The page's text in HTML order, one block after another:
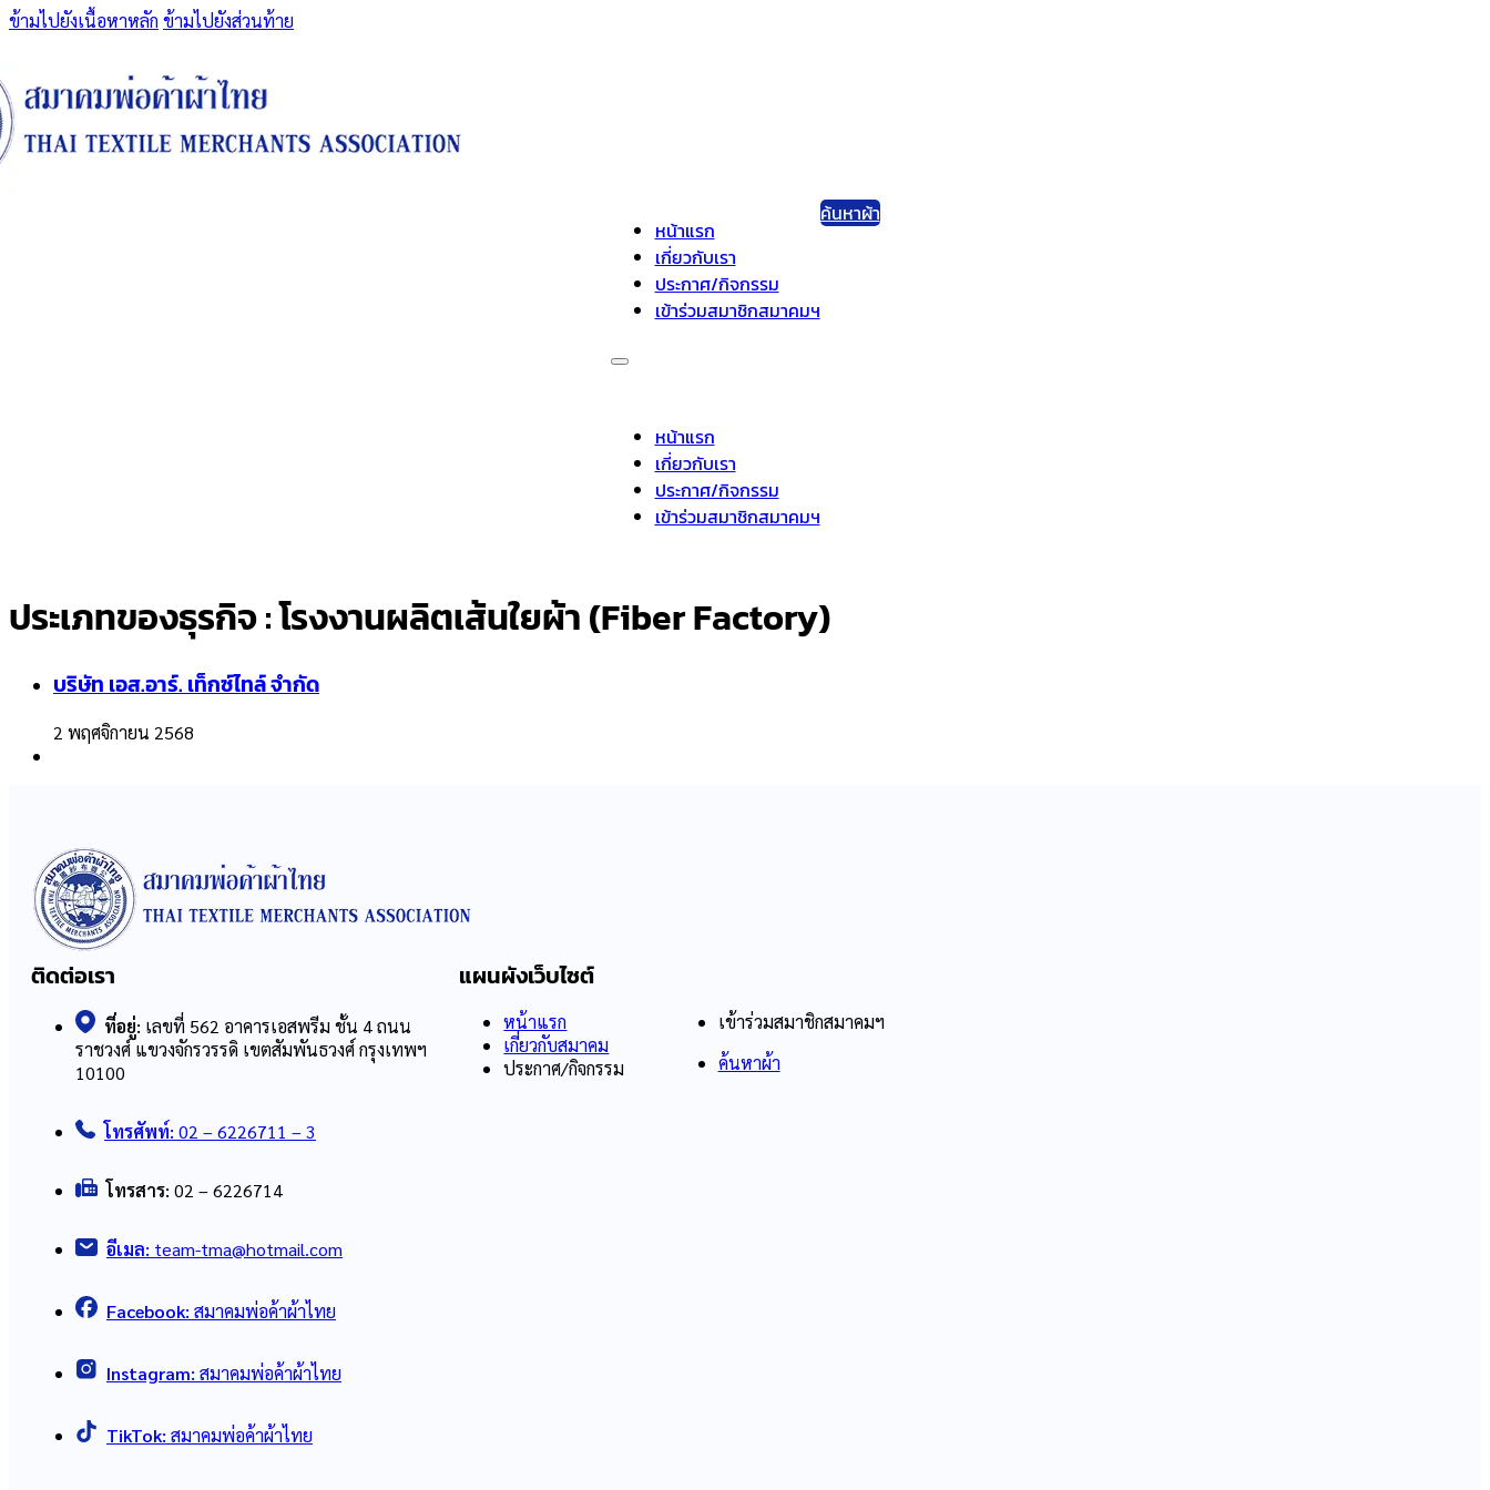
ข้ามไปยังเนื้อหาหลัก ข้ามไปยังส่วนท้าย
หน้าแรก
เกี่ยวกับเรา
ประกาศ/กิจกรรม
เข้าร่วมสมาชิกสมาคมฯ
หน้าแรก
เกี่ยวกับเรา
ประกาศ/กิจกรรม
เข้าร่วมสมาชิกสมาคมฯ
ค้นหาผ้า
ประเภทของธุรกิจ :โรงงานผลิตเส้นใยผ้า (Fiber Factory)
บริษัท เอส.อาร์. เท็กซ์ไทล์ จำกัด
2 พฤศจิกายน 2568
ติดต่อเรา
ที่อยู่: เลขที่ 562 อาคารเอสพรีม ชั้น 4 ถนน
ราชวงศ์ แขวงจักรวรรดิ เขตสัมพันธวงศ์ กรุงเทพฯ
10100
โทรศัพท์: 02 – 6226711 – 3
โทรสาร: 02 – 6226714
อีเมล: team-tma@hotmail.com
Facebook: สมาคมพ่อค้าผ้าไทย
Instagram: สมาคมพ่อค้าผ้าไทย
TikTok: สมาคมพ่อค้าผ้าไทย
แผนผังเว็บไซต์
หน้าแรก
เกี่ยวกับสมาคม
ประกาศ/กิจกรรม
เข้าร่วมสมาชิกสมาคมฯ
ค้นหาผ้า